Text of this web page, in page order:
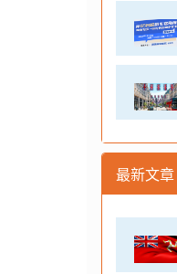
最新文章